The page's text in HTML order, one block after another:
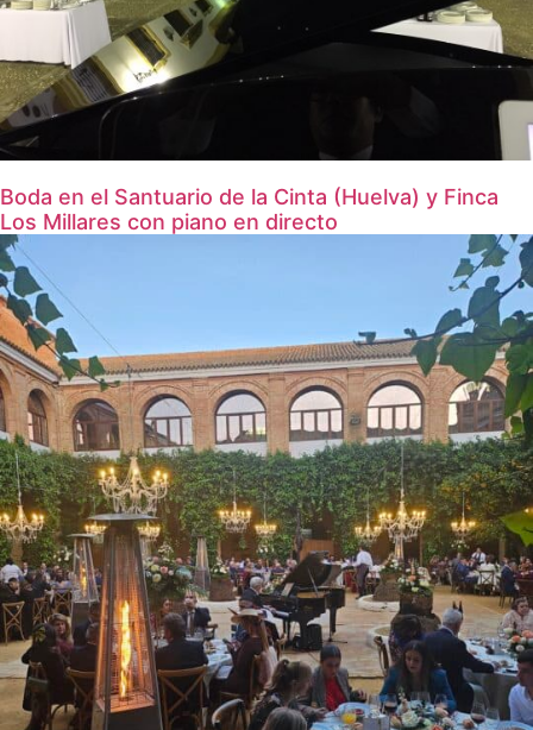
Boda en el Santuario de la Cinta (Huelva) y Finca
Los Millares con piano en directo